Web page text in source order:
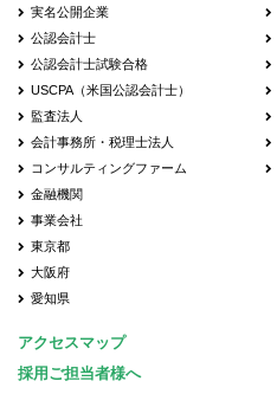
実名公開企業
公認会計士
公認会計士試験合格
USCPA（米国公認会計士）
監査法人
会計事務所・税理士法人
コンサルティングファーム
金融機関
事業会社
東京都
大阪府
愛知県
アクセスマップ
採用ご担当者様へ